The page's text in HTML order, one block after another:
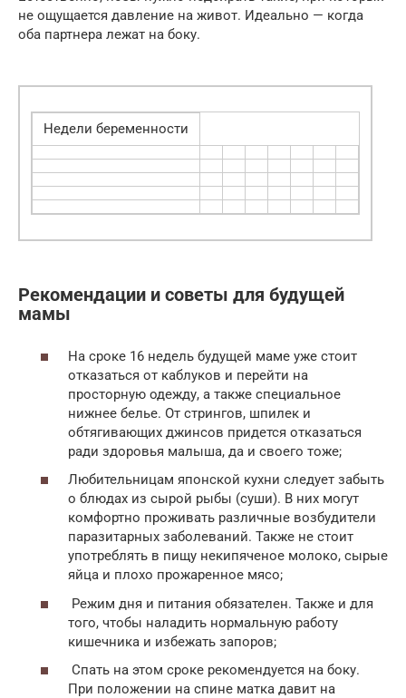
не ощущается давление на живот. Идеально — когда
оба партнера лежат на боку.
Недели беременности
Рекомендации и советы для будущей
мамы
На сроке 16 недель будущей маме уже стоит
отказаться от каблуков и перейти на
просторную одежду, а также специальное
нижнее белье. От стрингов, шпилек и
обтягивающих джинсов придется отказаться
ради здоровья малыша, да и своего тоже;
Любительницам японской кухни следует забыть
о блюдах из сырой рыбы (суши). В них могут
комфортно проживать различные возбудители
паразитарных заболеваний. Также не стоит
употреблять в пищу некипяченое молоко, сырые
яйца и плохо прожаренное мясо;
Режим дня и питания обязателен. Также и для
того, чтобы наладить нормальную работу
кишечника и избежать запоров;
Спать на этом сроке рекомендуется на боку.
При положении на спине матка давит на